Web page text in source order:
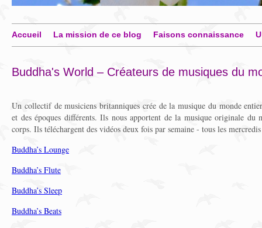
Accueil La mission de ce blog Faisons connaissance
Buddha's World – Créateurs de musiques du
Un collectif de musiciens britanniques crée de la musique du monde
et des époques différents. Ils nous apportent de la musique originale
corps. Ils téléchargent des vidéos deux fois par semaine - tous les
Buddha’s Lounge
Buddha’s Flute
Buddha’s Sleep
Buddha’s Beats